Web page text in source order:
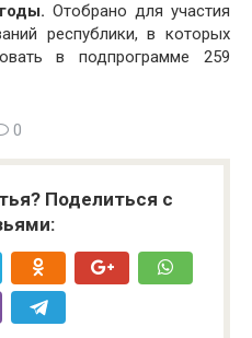
Отобрано для участия
республики, в которых
в подпрограмме 259
0
Поделиться с